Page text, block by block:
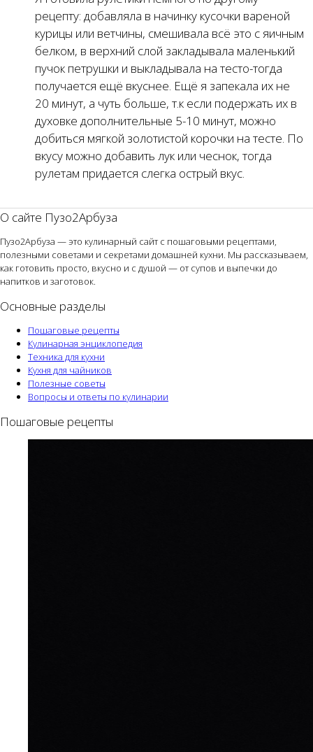
рецепту: добавляла в начинку кусочки вареной
курицы или ветчины, смешивала всё это с яичным
белком, в верхний слой закладывала маленький
пучок петрушки и выкладывала на тесто-тогда
получается ещё вкуснее. Ещё я запекала их не
20 минут, а чуть больше, т.к если подержать их в
духовке дополнительные 5-10 минут, можно
добиться мягкой золотистой корочки на тесте. По
вкусу можно добавить лук или чеснок, тогда
рулетам придается слегка острый вкус.
О сайте Пузо2Арбуза
Пузо2Арбуза — это кулинарный сайт с пошаговыми рецептами,
полезными советами и секретами домашней кухни. Мы рассказываем,
как готовить просто, вкусно и с душой — от супов и выпечки до
напитков и заготовок.
Основные разделы
Пошаговые рецепты
Кулинарная энциклопедия
Техника для кухни
Кухня для чайников
Полезные советы
Вопросы и ответы по кулинарии
Пошаговые рецепты